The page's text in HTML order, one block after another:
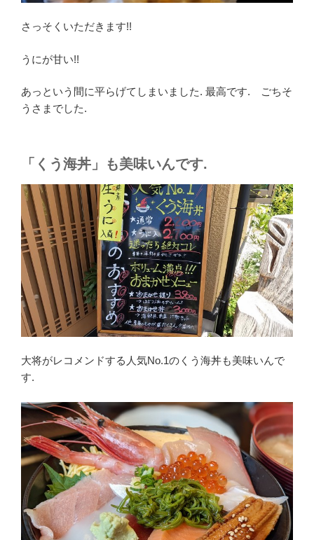
さっそくいただきます!!
うにが甘い!!
あっという間に平らげてしまいました. 最高です. ごちそ
うさまでした.
「くう海丼」も美味いんです.
大将がレコメンドする人気No.1のくう海丼も美味いんで
す.